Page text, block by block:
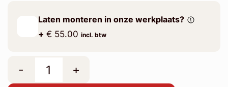
Laten monteren in onze werkplaats?
+ € 55.00 incl. btw
- +